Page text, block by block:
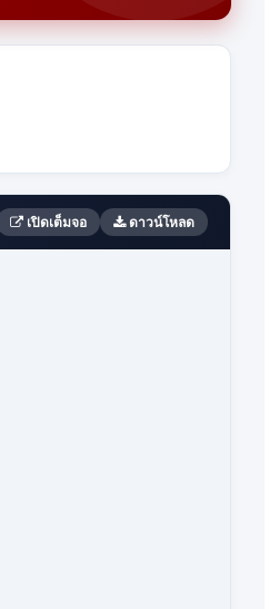
เปิดเต็มจอ ดาวน์โหลด